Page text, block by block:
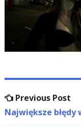
Nawigacja
wpisu
Previous Post
Największe